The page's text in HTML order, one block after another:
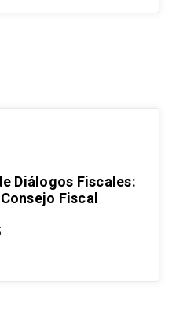
Diálogos Fiscales:
Fiscal